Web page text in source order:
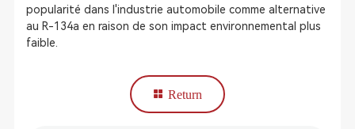
popularité dans l'industrie automobile comme alternative
au R-134a en raison de son impact environnemental plus
faible.
Return